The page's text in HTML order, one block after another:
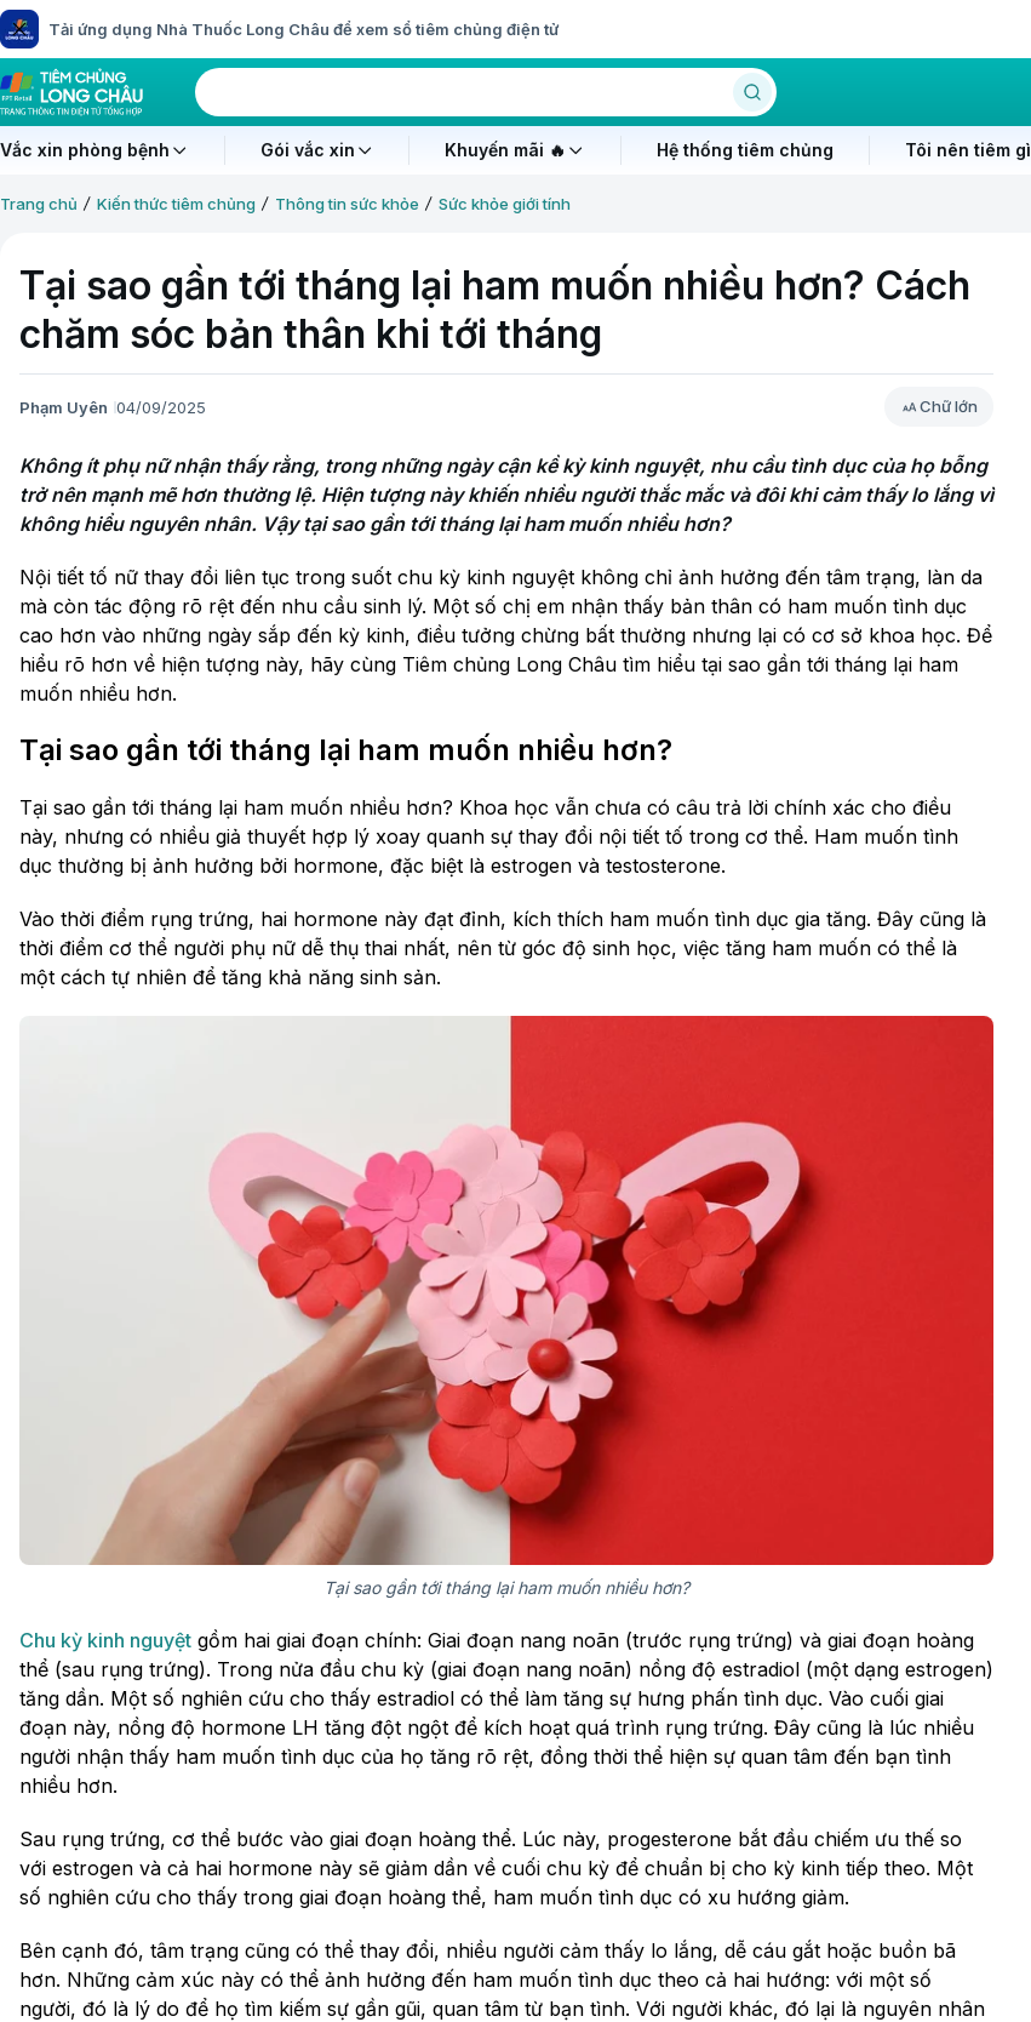
Tải ứng dụng Nhà Thuốc Long Châu để xem sổ tiêm chủng điện tử
Vắc xin phòng bệnh Gói vắc xin Khuyến mãi 🔥 Hệ thống tiêm chủng Tôi nên tiêm gì
Trang chủ Kiến thức tiêm chủng Thông tin sức khỏe Sức khỏe giới tính
Tại sao gần tới tháng lại ham muốn​ nhiều hơn? Cách
chăm sóc bản thân khi tới tháng
Phạm Uyên 04/09/2025 Chữ lớn
Không ít phụ nữ nhận thấy rằng, trong những ngày cận kề kỳ kinh nguyệt, nhu cầu tình dục của họ bỗng
trở nên mạnh mẽ hơn thường lệ. Hiện tượng này khiến nhiều người thắc mắc và đôi khi cảm thấy lo lắng vì
không hiểu nguyên nhân. Vậy tại sao gần tới tháng lại ham muốn​ nhiều hơn?
Nội tiết tố nữ thay đổi liên tục trong suốt chu kỳ kinh nguyệt không chỉ ảnh hưởng đến tâm trạng, làn da
mà còn tác động rõ rệt đến nhu cầu sinh lý. Một số chị em nhận thấy bản thân có ham muốn tình dục
cao hơn vào những ngày sắp đến kỳ kinh, điều tưởng chừng bất thường nhưng lại có cơ sở khoa học. Để
hiểu rõ hơn về hiện tượng này, hãy cùng Tiêm chủng Long Châu tìm hiểu tại sao gần tới tháng lại ham
muốn​ nhiều hơn.
Tại sao gần tới tháng lại ham muốn​ nhiều hơn?
Tại sao gần tới tháng lại ham muốn​ nhiều hơn? Khoa học vẫn chưa có câu trả lời chính xác cho điều
này, nhưng có nhiều giả thuyết hợp lý xoay quanh sự thay đổi nội tiết tố trong cơ thể. Ham muốn tình
dục thường bị ảnh hưởng bởi hormone, đặc biệt là estrogen và testosterone.
Vào thời điểm rụng trứng, hai hormone này đạt đỉnh, kích thích ham muốn tình dục gia tăng. Đây cũng là
thời điểm cơ thể người phụ nữ dễ thụ thai nhất, nên từ góc độ sinh học, việc tăng ham muốn có thể là
một cách tự nhiên để tăng khả năng sinh sản.
Tại sao gần tới tháng lại ham muốn​ nhiều hơn?
Chu kỳ kinh nguyệt gồm hai giai đoạn chính: Giai đoạn nang noãn (trước rụng trứng) và giai đoạn hoàng
thể (sau rụng trứng). Trong nửa đầu chu kỳ (giai đoạn nang noãn) nồng độ estradiol (một dạng estrogen)
tăng dần. Một số nghiên cứu cho thấy estradiol có thể làm tăng sự hưng phấn tình dục. Vào cuối giai
đoạn này, nồng độ hormone LH tăng đột ngột để kích hoạt quá trình rụng trứng. Đây cũng là lúc nhiều
người nhận thấy ham muốn tình dục của họ tăng rõ rệt, đồng thời thể hiện sự quan tâm đến bạn tình
nhiều hơn.
Sau rụng trứng, cơ thể bước vào giai đoạn hoàng thể. Lúc này, progesterone bắt đầu chiếm ưu thế so
với estrogen và cả hai hormone này sẽ giảm dần về cuối chu kỳ để chuẩn bị cho kỳ kinh tiếp theo. Một
số nghiên cứu cho thấy trong giai đoạn hoàng thể, ham muốn tình dục có xu hướng giảm.
Bên cạnh đó, tâm trạng cũng có thể thay đổi, nhiều người cảm thấy lo lắng, dễ cáu gắt hoặc buồn bã
hơn. Những cảm xúc này có thể ảnh hưởng đến ham muốn tình dục theo cả hai hướng: với một số
người, đó là lý do để họ tìm kiếm sự gần gũi, quan tâm từ bạn tình. Với người khác, đó lại là nguyên nhân